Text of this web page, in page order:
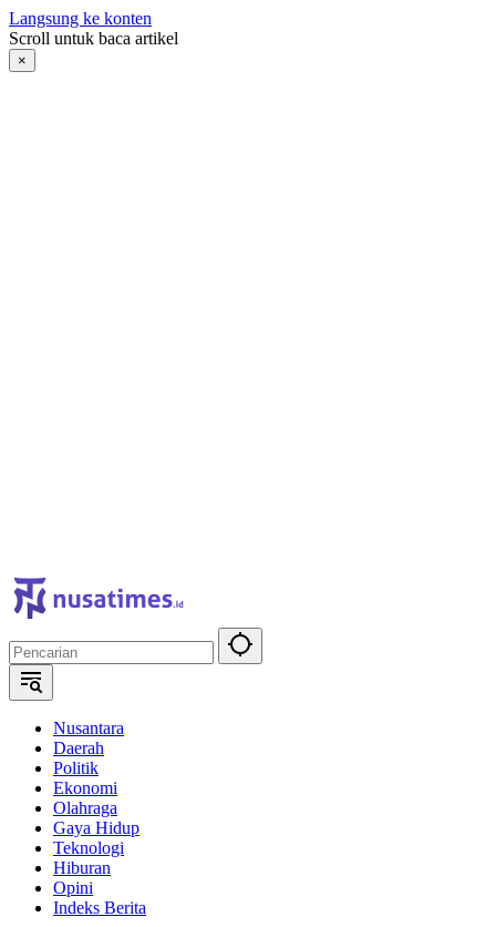
Langsung ke konten
Scroll untuk baca artikel
×
Nusantara
Daerah
Politik
Ekonomi
Olahraga
Gaya Hidup
Teknologi
Hiburan
Opini
Indeks Berita